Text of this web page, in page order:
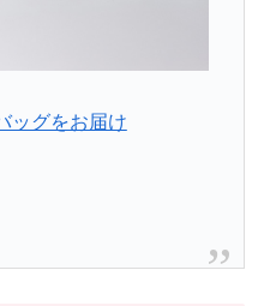
ッグをお届け